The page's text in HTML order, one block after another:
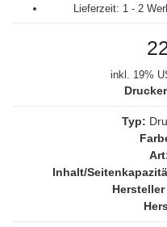
Lieferzeit: 1 - 2
inkl. 19%
Typ:
Inhalt/
Hersteller